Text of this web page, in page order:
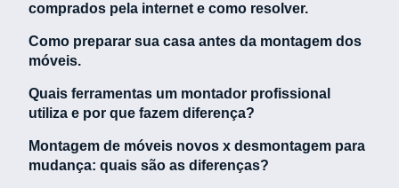
comprados pela internet e como resolver.
Como preparar sua casa antes da montagem dos
móveis.
Quais ferramentas um montador profissional
utiliza e por que fazem diferença?
Montagem de móveis novos x desmontagem para
mudança: quais são as diferenças?